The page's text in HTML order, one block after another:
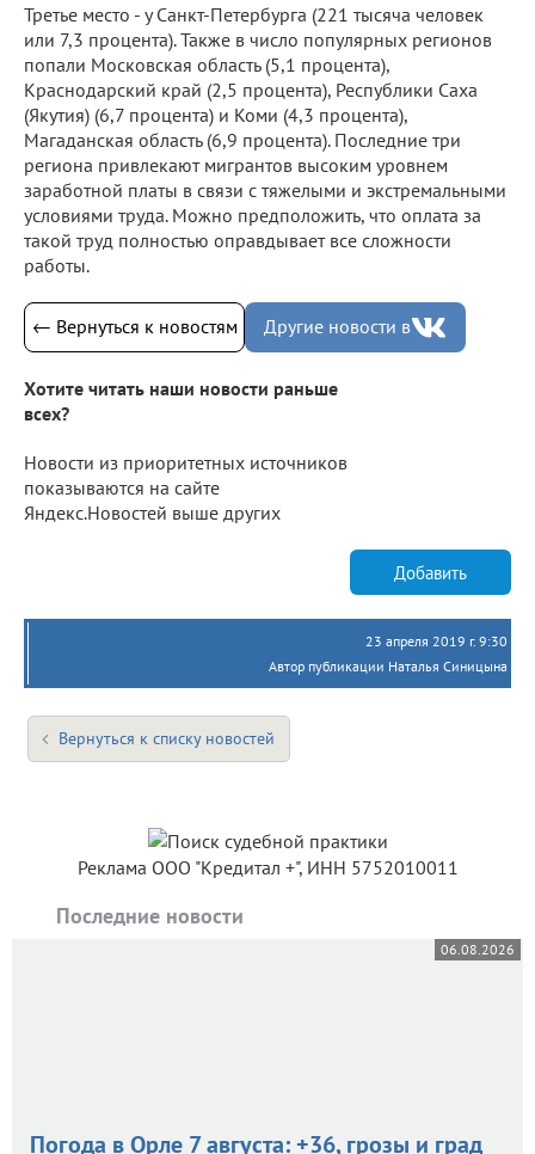
Третье место - у Санкт-Петербурга (221 тысяча человек
или 7,3 процента). Также в число популярных регионов
попали Московская область (5,1 процента),
Краснодарский край (2,5 процента), Республики Саха
(Якутия) (6,7 процента) и Коми (4,3 процента),
Магаданская область (6,9 процента). Последние три
региона привлекают мигрантов высоким уровнем
заработной платы в связи с тяжелыми и экстремальными
условиями труда. Можно предположить, что оплата за
такой труд полностью оправдывает все сложности
работы.
← Вернуться к новостям Другие новости в
Хотите читать наши новости раньше
всех?
Новости из приоритетных источников
показываются на сайте
Яндекс.Новостей выше других
Добавить
23 апреля 2019 г. 9:30
Автор публикации Наталья Синицына
Вернуться к списку новостей
Реклама ООО "Кредитал +", ИНН 5752010011
Последние новости
06.08.2026
Погода в Орле 7 августа: +36, грозы и град